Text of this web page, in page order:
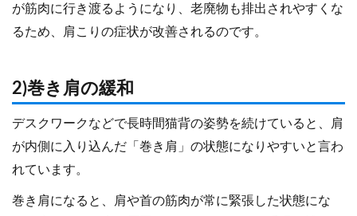
が筋肉に行き渡るようになり、老廃物も排出されやすくな
るため、肩こりの症状が改善されるのです。
2)巻き肩の緩和
デスクワークなどで長時間猫背の姿勢を続けていると、肩
が内側に入り込んだ「巻き肩」の状態になりやすいと言わ
れています。
巻き肩になると、肩や首の筋肉が常に緊張した状態にな